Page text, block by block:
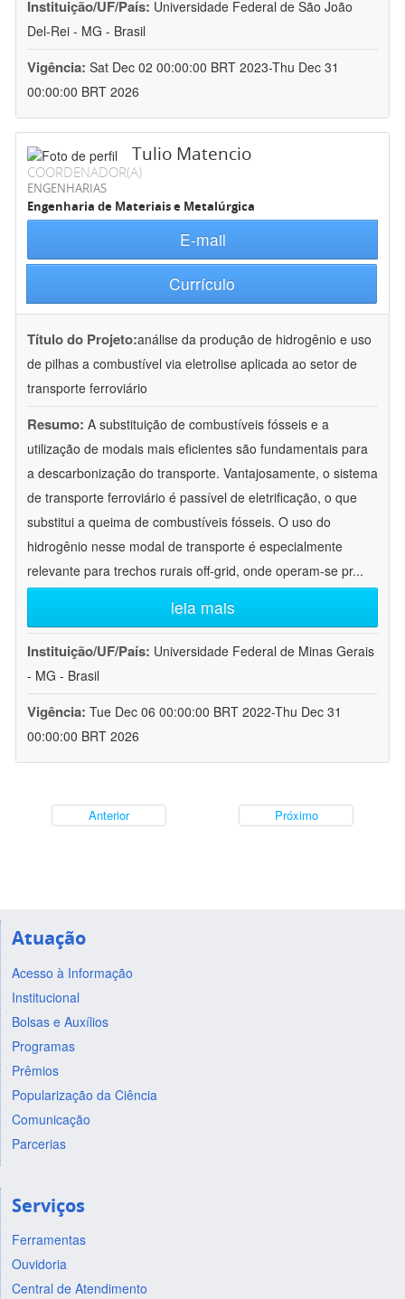
Instituição/UF/País: Universidade Federal de São João
Del-Rei - MG - Brasil
Vigência: Sat Dec 02 00:00:00 BRT 2023-Thu Dec 31
00:00:00 BRT 2026
Tulio Matencio
COORDENADOR(A)
ENGENHARIAS
Engenharia de Materiais e Metalúrgica
E-mail
Currículo
Título do Projeto:análise da produção de hidrogênio e uso
de pilhas a combustível via eletrolise aplicada ao setor de
transporte ferroviário
Resumo: A substituição de combustíveis fósseis e a
utilização de modais mais eficientes são fundamentais para
a descarbonização do transporte. Vantajosamente, o sistema
de transporte ferroviário é passível de eletrificação, o que
substitui a queima de combustíveis fósseis. O uso do
hidrogênio nesse modal de transporte é especialmente
relevante para trechos rurais off-grid, onde operam-se pr...
leia mais
Instituição/UF/País: Universidade Federal de Minas Gerais
- MG - Brasil
Vigência: Tue Dec 06 00:00:00 BRT 2022-Thu Dec 31
00:00:00 BRT 2026
Anterior Próximo
Atuação
Acesso à Informação
Institucional
Bolsas e Auxílios
Programas
Prêmios
Popularização da Ciência
Comunicação
Parcerias
Serviços
Ferramentas
Ouvidoria
Central de Atendimento